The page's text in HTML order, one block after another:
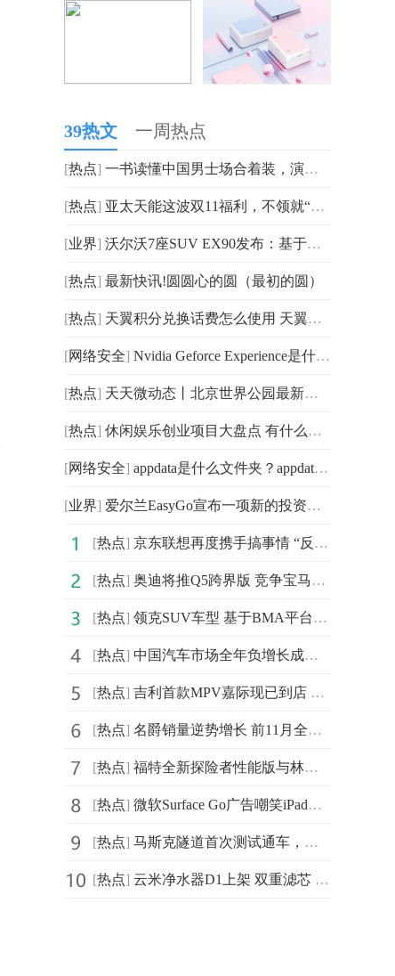
39热文 一周热点
[热点] 一书读懂中国男士场合着装，演绎《绅装》
[热点] 亚太天能这波双11福利，不领就“走宝”咯！
[业界] 沃尔沃7座SUV EX90发布：基于全新原生纯电平台打造
[热点] 最新快讯!圆圆心的圆（最初的圆）
[热点] 天翼积分兑换话费怎么使用 天翼积分兑换话费方式短信
[网络安全] Nvidia Geforce Experience是什么？Nvidia Geforce E
[热点] 天天微动态丨北京世界公园最新交通指南 世界公园怎么走
[热点] 休闲娱乐创业项目大盘点 有什么好的休闲娱乐项目4全球速递
[网络安全] appdata是什么文件夹？appdata可以删除吗？appdata有什么用？
[业界] 爱尔兰EasyGo宣布一项新的投资计划 在城镇和乡村建设直
[热点] 京东联想再度携手搞事情 “反向定制”推出了联想“逸”
[热点] 奥迪将推Q5跨界版 竞争宝马X4配无框车门
[热点] 领克SUV车型 基于BMA平台打造/2019年10月投产
[热点] 中国汽车市场全年负增长成定局 新能源车企最开心
[热点] 吉利首款MPV嘉际现已到店 换装全新LOGO
[热点] 名爵销量逆势增长 前11月全球累计销量近25万辆
[热点] 福特全新探险者性能版与林肯飞行家同平台打造 明年年初
[热点] 微软Surface Go广告嘲笑iPad不是电脑
[热点] 马斯克隧道首次测试通车，时速可可高达155英里
[热点] 云米净水器D1上架 双重滤芯 7秒接满一杯水